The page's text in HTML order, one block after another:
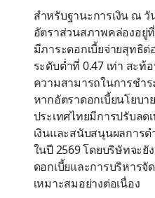
สำหรับฐานะการเงิน ณ
อัตราส่วนสภาพคล่องอยู่
มีภาระดอกเบี้ยจ่ายสุทธิ
ระดับต่ำที่ 0.47 เท่า สะ
ความสามารถในการชำ
หากอัตราดอกเบี้ยนโยบา
ประเทศไทยมีการปรับล
เงินและสนับสนุนผลการด
ในปี 2569 โดยบริษัทจะ
ดอกเบี้ยและการบริหาร
เหมาะสมอย่างต่อเนื่อง